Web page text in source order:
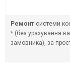
Ремонт системи
* (без урахування
замовника), за